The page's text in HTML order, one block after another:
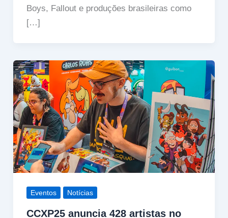
Boys, Fallout e produções brasileiras como
[…]
Eventos Notícias
CCXP25 anuncia 428 artistas no